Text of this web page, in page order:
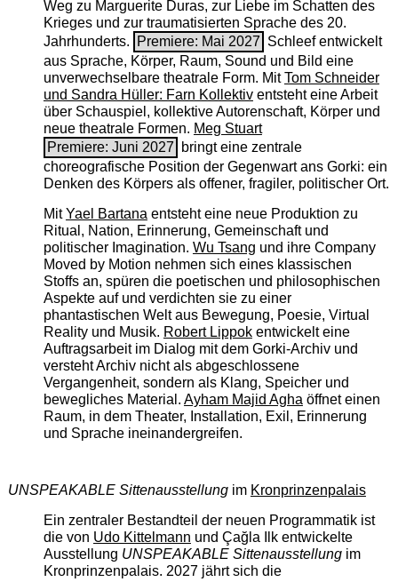
Weg zu Marguerite Duras, zur Liebe im Schatten des
Krieges und zur traumatisierten Sprache des 20.
Jahrhunderts.
Premiere: Mai 2027 Schleef entwickelt
aus Sprache, Körper, Raum, Sound und Bild eine
unverwechselbare theatrale Form. MitTom Schneider
und Sandra Hüller: Farn Kollektiventsteht eine Arbeit
über Schauspiel, kollektive Autorenschaft, Körper und
neue theatrale Formen. Meg Stuart
Premiere: Juni 2027
bringt eine zentrale
choreografische Position der Gegenwart ans Gorki: ein
Denken des Körpers als offener, fragiler, politischer Ort.
MitYael Bartanaentsteht eine neue Produktion zu
Ritual, Nation, Erinnerung, Gemeinschaft und
politischer Imagination. Wu Tsang und ihre Company
Moved by Motion nehmen sich eines klassischen
Stoffs an, spüren die poetischen und philosophischen
Aspekte auf und verdichten sie zu einer
phantastischen Welt aus Bewegung, Poesie, Virtual
Reality und Musik. Robert Lippokentwickelt eine
Auftragsarbeit im Dialog mit dem Gorki-Archiv und
versteht Archiv nicht als abgeschlossene
Vergangenheit, sondern als Klang, Speicher und
bewegliches Material. Ayham Majid Aghaöffnet einen
Raum, in dem Theater, Installation, Exil, Erinnerung
und Sprache ineinandergreifen.
UNSPEAKABLE Sittenausstellungim Kronprinzenpalais
Ein zentraler Bestandteil der neuen Programmatik ist
die von Udo Kittelmann und Çağla Ilk entwickelte
Ausstellung UNSPEAKABLE Sittenausstellungim
Kronprinzenpalais. 2027 jährt sich die